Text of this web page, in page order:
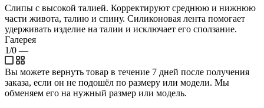
Слипы с высокой талией. Корректируют среднюю и нижнюю
части живота, талию и спину. Силиконовая лента помогает
удерживать изделие на талии и исключает его сползание.
Галерея
1/0 —
Вы можете вернуть товар в течение 7 дней после получения
заказа, если он не подошёл по размеру или модели. Мы
обменяем его на нужный размер или модель.